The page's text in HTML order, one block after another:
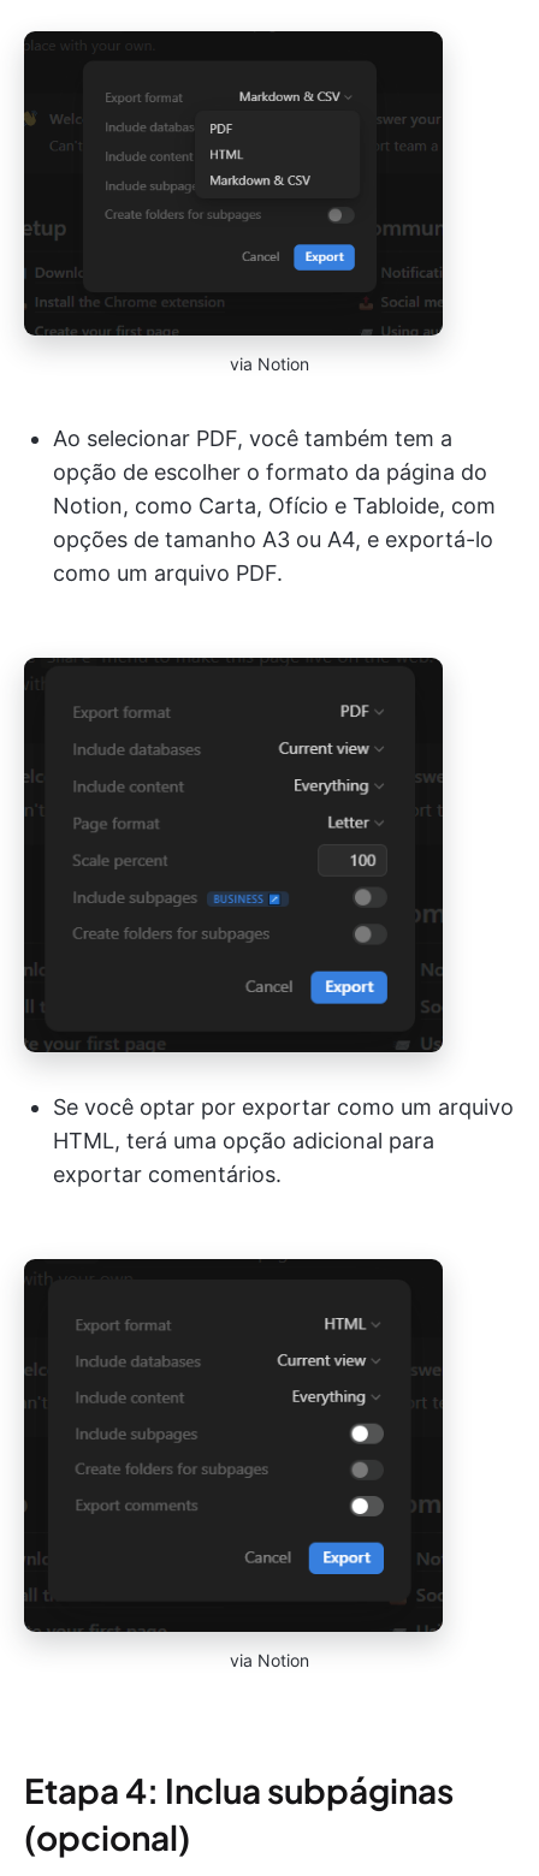
via Notion
Ao selecionar PDF, você também tem a
opção de escolher o formato da página do
Notion, como Carta, Ofício e Tabloide, com
opções de tamanho A3 ou A4, e exportá-lo
como um arquivo PDF.
Se você optar por exportar como um arquivo
HTML, terá uma opção adicional para
exportar comentários.
via Notion
Etapa 4: Inclua subpáginas
(opcional)